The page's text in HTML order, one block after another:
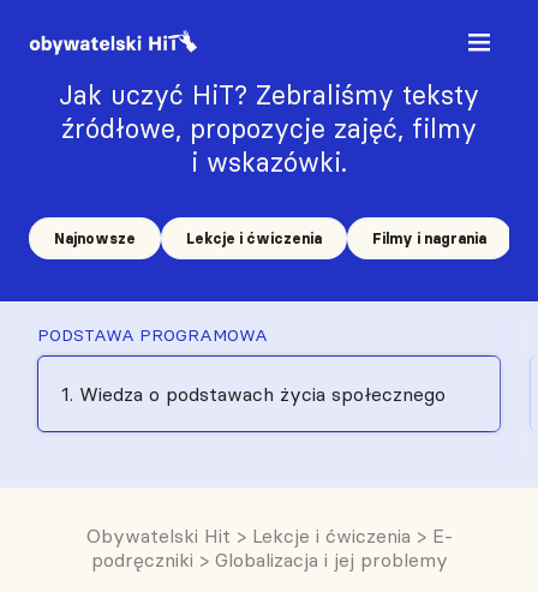
Jak uczyć HiT? Zebraliśmy teksty
źródłowe, propozycje zajęć, filmy
i wskazówki.
Najnowsze Lekcje i ćwiczenia Filmy i nagrania
PODSTAWA PROGRAMOWA
1. Wiedza o podstawach życia społecznego
Obywatelski Hit > Lekcje i ćwiczenia > E-
podręczniki > Globalizacja i jej problemy